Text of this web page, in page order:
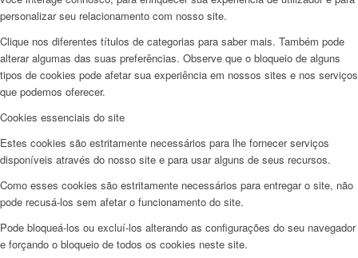
personalizar seu relacionamento com nosso site.
Clique nos diferentes títulos de categorias para saber mais. Também pode
alterar algumas das suas preferências. Observe que o bloqueio de alguns
tipos de cookies pode afetar sua experiência em nossos sites e nos serviços
que podemos oferecer.
Cookies essenciais do site
Estes cookies são estritamente necessários para lhe fornecer serviços
disponíveis através do nosso site e para usar alguns de seus recursos.
Como esses cookies são estritamente necessários para entregar o site, não
pode recusá-los sem afetar o funcionamento do site.
Pode bloqueá-los ou excluí-los alterando as configurações do seu navegador
e forçando o bloqueio de todos os cookies neste site.